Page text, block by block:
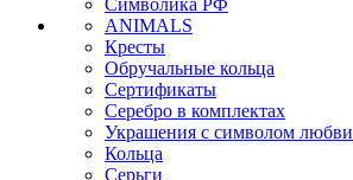
Символика РФ
ANIMALS
Кресты
Обручальные кольца
Сертификаты
Серебро в комплектах
Украшения с символом любви
Кольца
Серьги